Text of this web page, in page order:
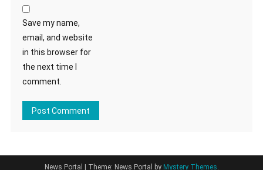
Save my name,
email, and website
in this browser for
the next time I
comment.
News Portal Theme: News Portal by Mystery Themes.